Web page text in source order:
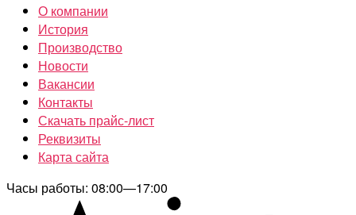
О компании
История
Производство
Новости
Вакансии
Контакты
Скачать прайс-лист
Реквизиты
Карта сайта
Часы работы: 08:00—17:00